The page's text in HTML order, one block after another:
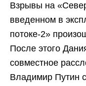
Взрывы на
введенном в
потоке-2»
После этого
совместное
Владимир Путин